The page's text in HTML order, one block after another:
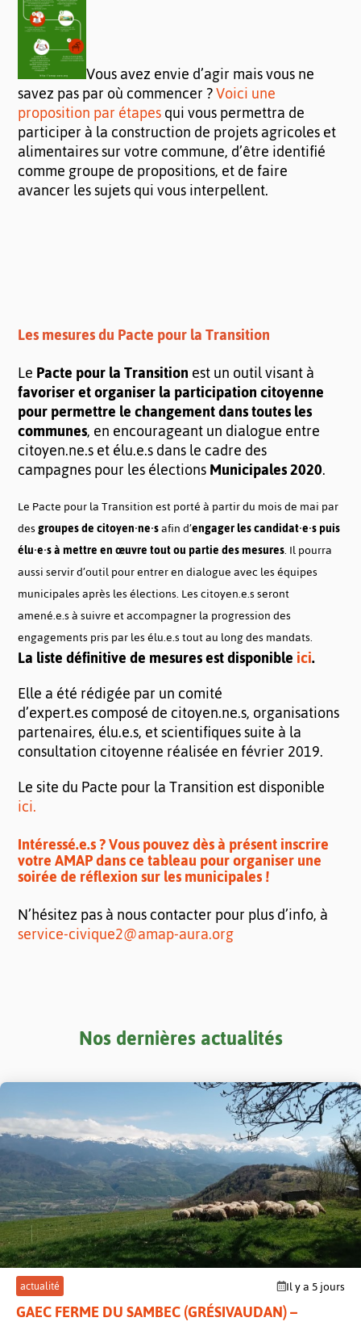
Vous avez envie d’agir mais vous ne
savez pas par où commencer ?Voici une
proposition par étapesqui vous permettra de
participer à la construction de projets agricoles et
alimentaires sur votre commune, d’être identifié
comme groupe de propositions, et de faire
avancer les sujets qui vous interpellent.
Les mesures du Pacte pour la Transition
LePacte pour la Transitionest un outil visant à
favoriser et organiser la participation citoyenne
pour permettre le changement dans toutes les
communes, en encourageant un dialogue entre
citoyen.ne.s et élu.e.s dans le cadre des
campagnes pour les électionsMunicipales 2020.
Le Pacte pour la Transition est porté à partir du mois de mai par
desgroupes de citoyen·ne·safin d’engager les candidat·e·s puis
élu·e·s à mettre en œuvre tout ou partie des mesures. Il pourra
aussi servir d’outil pour entrer en dialogue avec les équipes
municipales après les élections. Les citoyen.e.s seront
amené.e.s à suivre et accompagner la progression des
engagements pris par les élu.e.s tout au long des mandats.
La liste définitive de mesures est disponibleici.
Elle a été rédigée par un comité
d’expert.es composé de citoyen.ne.s, organisations
partenaires, élu.e.s, et scientifiques suite à la
consultation citoyenne réalisée en février 2019.
Le site du Pacte pour la Transition est disponible
ici.
Intéressé.e.s ? Vous pouvez dès à présent inscrire
votre AMAP dans ce tableau pour organiser une
soirée de réflexion sur les municipales !
N’hésitez pas à nous contacter pour plus d’info, à
service-civique2@amap-aura.org
Nos dernières actualités
post
actualité Il y a 5 jours
GAEC FERME DU SAMBEC (GRÉSIVAUDAN) –